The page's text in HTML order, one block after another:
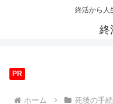
終活から人
終
PR
ホーム 死後の手続